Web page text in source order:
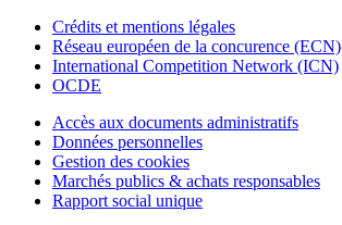
Crédits et mentions légales
Réseau européen de la concurence (ECN)
International Competition Network (ICN)
OCDE
Accès aux documents administratifs
Données personnelles
Gestion des cookies
Marchés publics & achats responsables
Rapport social unique